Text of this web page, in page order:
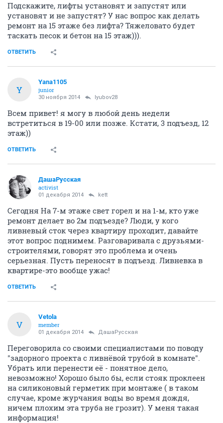
Подскажите, лифты установят и запустят или
установят и не запустят? У нас вопрос как делать
ремонт на 15 этаже без лифта? Тяжеловато будет
таскать песок и бетон на 15 этаж))).
ОТВЕТИТЬ
Y
Yana1105
junior
30 ноября 2014 lyubov28
Всем привет! я могу в любой день недели
встретиться в 19-00 или позже. Кстати, 3 подъезд, 12
этаж))
ОТВЕТИТЬ
ДашаРусская
activist
01 декабря 2014 kett
Сегодня На 7-м этаже свет горел и на 1-м, кто уже
ремонт делает во 2м подъезде? Люди, у кого
ливневый сток через квартиру проходит, давайте
этот вопрос поднимем. Разговаривала с друзьями-
строителями, говорят это проблема и очень
серьезная. Пусть переносят в подъезд. Ливневка в
квартире-это вообще ужас!
ОТВЕТИТЬ
V
Vetola
member
01 декабря 2014 ДашаРусская
Переговорила со своими специалистами по поводу
"задорного проекта с ливнёвой трубой в комнате".
Убрать или перенести её - понятное дело,
невозможно! Хорошо было бы, если стояк проклеен
на силиконовый герметик при монтаже ( в таком
случае, кроме журчания воды во время дождя,
ничем плохим эта труба не грозит). У меня такая
информация!